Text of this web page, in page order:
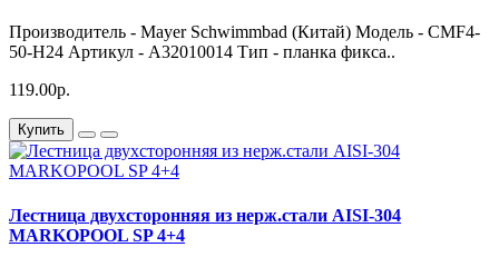
Производитель - Mayer Schwimmbad (Китай) Модель - CMF4-
50-H24 Артикул - A32010014 Тип - планка фикса..
119.00р.
Купить
Лестница двухсторонняя из нерж.стали AISI-304
MARKOPOOL SP 4+4